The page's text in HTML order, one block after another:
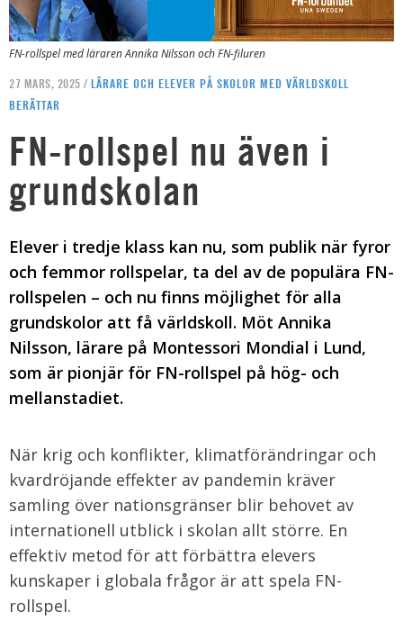
FN-rollspel med läraren Annika Nilsson och FN-filuren
27 MARS, 2025 / LÄRARE OCH ELEVER PÅ SKOLOR MED VÄRLDSKOLL
BERÄTTAR
FN-rollspel nu även i
grundskolan
Elever i tredje klass kan nu, som publik när fyror
och femmor rollspelar, ta del av de populära FN-
rollspelen – och nu finns möjlighet för alla
grundskolor att få världskoll. Möt Annika
Nilsson, lärare på Montessori Mondial i Lund,
som är pionjär för FN-rollspel på hög- och
mellanstadiet.
När krig och konflikter, klimatförändringar och
kvardröjande effekter av pandemin kräver
samling över nationsgränser blir behovet av
internationell utblick i skolan allt större. En
effektiv metod för att förbättra elevers
kunskaper i globala frågor är att spela FN-
rollspel.